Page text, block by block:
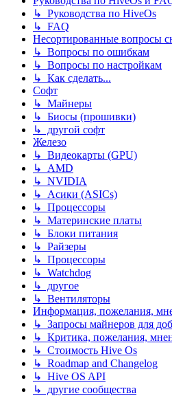
↳ Руководства по HiveOs
↳ FAQ
Несортированные вопросы
↳ Вопросы по ошибкам
↳ Вопросы по настройкам
↳ Как сделать...
Софт
↳ Майнеры
↳ Биосы (прошивки)
↳ другой софт
Железо
↳ Видеокарты (GPU)
↳ AMD
↳ NVIDIA
↳ Асики (ASICs)
↳ Процессоры
↳ Материнские платы
↳ Блоки питания
↳ Райзеры
↳ Процессоры
↳ Watchdog
↳ другое
↳ Вентиляторы
Информация, пожелания,
↳ Запросы майнеров для
↳ Критика, пожелания,
↳ Стоимость Hive Os
↳ Roadmap and Changelog
↳ Hive OS API
↳ другие сообщества